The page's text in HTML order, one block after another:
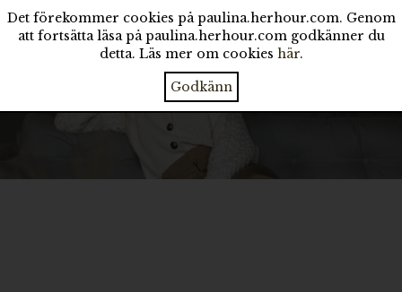
Det förekommer cookies på paulina.herhour.com. Genom
att fortsätta läsa på paulina.herhour.com godkänner du
detta. Läs mer om cookies här.
Godkänn